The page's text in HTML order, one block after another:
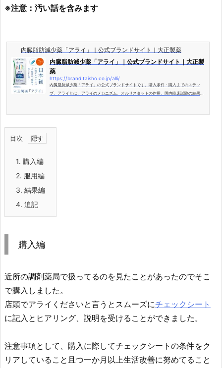
※注意：汚い話を含みます
内臓脂肪減少薬「アライ」｜公式ブランドサイト｜大正製薬
内臓脂肪減少薬「アライ」｜公式ブランドサイト｜大正製
薬
https://brand.taisho.co.jp/alli/
内臓脂肪減少薬「アライ」の公式ブランドサイトです。購入条件・購入までのステッ
プ、アライとは、アライのメカニズム、オルリスタットの作用、国内臨床試験の結果、
目次
1. 購入編
2. 服用編
3. 結果編
4. 追記
購入編
近所の調剤薬局で扱ってるのを見たことがあったのでそこ
で購入しました。
店頭でアライくださいと言うとスムーズにチェックシート
に記入とヒアリング、説明を受けることができました。
注意事項として、購入に際してチェックシートの条件をク
リアしていること且つ一か月以上生活改善に努めてること